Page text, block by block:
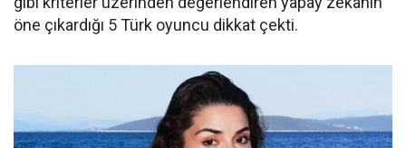
öne çıkardığı 5 Türk oyuncu dikkat çekti.